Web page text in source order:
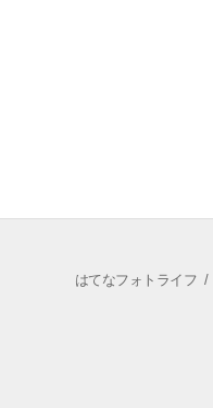
はてなフォトライフ /